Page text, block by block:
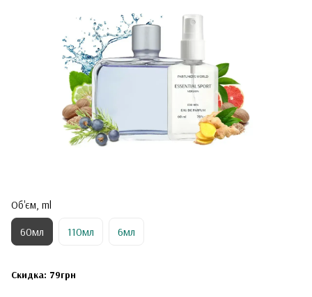
Об'єм, ml
60мл 110мл 6мл
Скидка: 79грн